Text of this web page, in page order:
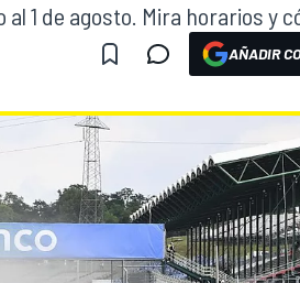
1 de agosto. Mira horarios y
AÑADIR